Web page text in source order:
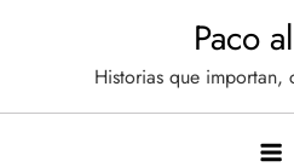
Paco
Historias que importan,